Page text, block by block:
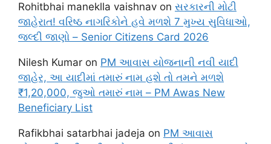
Rohitbhai maneklla vaishnav on સરકારની મોટી
જાહેરાત! વરિષ્ઠ નાગરિકોને હવે મળશે 7 મુખ્ય સુવિધાઓ,
જલ્દી જાણો – Senior Citizens Card 2026
Nilesh Kumar on PM આવાસ યોજનાની નવી યાદી
જાહેર, આ યાદીમાં તમારું નામ હશે તો તમને મળશે
₹1,20,000, જુઓ તમારું નામ – PM Awas New
Beneficiary List
Rafikbhai satarbhai jadeja on PM આવાસ